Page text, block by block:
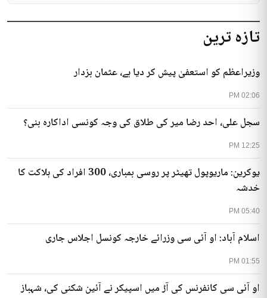
تازہ ترین
02:06 PM
وزیراعظم کو استعفیٰ پیش کر دیا ہے، عثمان بزدار
12:25 PM
سجل علی، احد رضا میر کی طلاق کی وجہ کونسی اداکارہ بنی؟
05:40 PM
یوکرین: ماریوپول تھیٹر پر روسی بمباری، 300 افراد کی ہلاکت کا
خدشہ
01:55 PM
اسلام آباد: او آئی سی وزرائے خارجہ کونسل اجلاس جاری
او آئی سی کانفرنس کی آڑ میں اسپیکر نے آئین شکنی کی، شہباز